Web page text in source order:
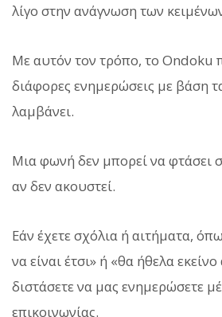
λίγο στην ανάγνωση των
Με αυτόν τον τρόπο, το Ondoku
διάφορες ενημερώσεις με βάση
λαμβάνει.
Μια φωνή δεν μπορεί να φτάσει
αν δεν ακουστεί.
Εάν έχετε σχόλια ή αιτήματα,
να είναι έτσι» ή «θα ήθελα
διστάσετε να μας ενημερώσετε
επικοινωνίας.